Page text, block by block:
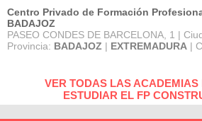
Centro Privado de Formación
BADAJOZ
PASEO CONDES DE BARCELONA, 1 |
Provincia: BADAJOZ | EXTREMADURA |
VER TODAS LAS ACADEMIAS
ESTUDIAR EL FP